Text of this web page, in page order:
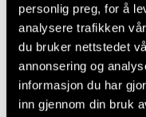
personlig preg, for å
analysere trafikken
du bruker nettstedet
annonsering og
informasjon du har
inn gjennom din bruk
glassene, at
Robert